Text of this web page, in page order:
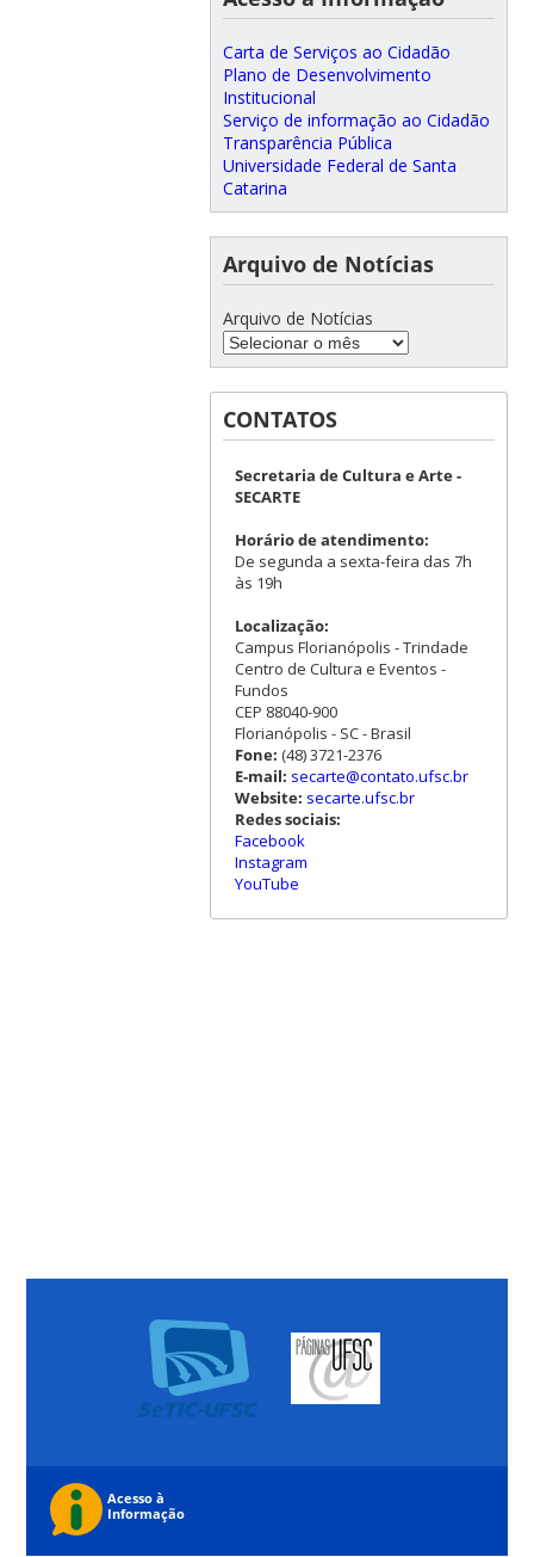
Carta de Serviços ao Cidadão
Plano de Desenvolvimento
Institucional
Serviço de informação ao Cidadão
Transparência Pública
Universidade Federal de Santa
Catarina
Arquivo de Notícias
Arquivo de Notícias
CONTATOS
Secretaria de Cultura e Arte -
SECARTE
Horário de atendimento:
De segunda a sexta-feira das 7h
às 19h
Localização:
Campus Florianópolis - Trindade
Centro de Cultura e Eventos -
Fundos
CEP 88040-900
Florianópolis - SC - Brasil
Fone: (48) 3721-2376
E-mail: secarte@contato.ufsc.br
Website: secarte.ufsc.br
Redes sociais:
Facebook
Instagram
YouTube